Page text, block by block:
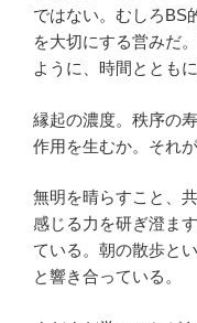
ではない。むしろBS
を大切にする営みだ
ように、時間ととも
縁起の濃度。秩序の
作用を生むか。それ
無明を晴らすこと、
感じる力を研ぎ澄ま
ている。朝の散歩と
と響き合っている。